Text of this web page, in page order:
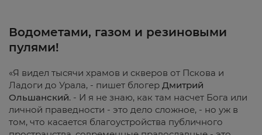
Водометами, газом и резиновыми
пулями!
«Я видел тысячи храмов и скверов от Пскова и
Ладоги до Урала, - пишет блогер Дмитрий
Ольшанский. - И я не знаю, как там насчет Бога или
личной праведности - это дело сложное, - но уж в
том, что касается благоустройства публичного